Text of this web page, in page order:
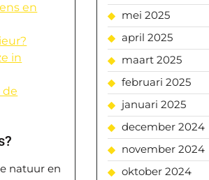
en
in
de
natuur en
mei 2025
april 2025
maart 2025
februari 2025
januari 2025
december 2024
november 2024
oktober 2024